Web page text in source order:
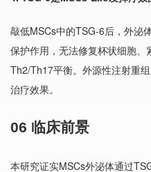
敲低MSCs中的TSG-6后，外泌
保护作用，无法修复杯状细胞
Th2/Th17平衡。外源性注射重
治疗效果。
06 临床前景
本研究证实MSCs外泌体通过